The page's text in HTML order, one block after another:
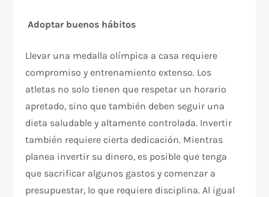
Adoptar buenos hábitos
Llevar una medalla olímpica a casa requiere
compromiso y entrenamiento extenso. Los
atletas no solo tienen que respetar un horario
apretado, sino que también deben seguir una
dieta saludable y altamente controlada. Invertir
también requiere cierta dedicación. Mientras
planea invertir su dinero, es posible que tenga
que sacrificar algunos gastos y comenzar a
presupuestar, lo que requiere disciplina. Al igual